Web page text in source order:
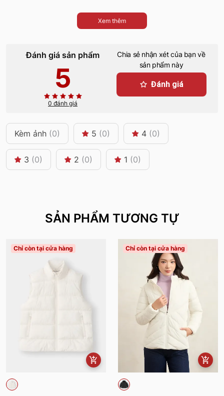
Xem thêm
Đánh giá sản phẩm
5
0 đánh giá
Chia sẻ nhận xét của bạn về
sản phẩm này
Đánh giá
Kèm ảnh (0) 5 (0) 4 (0)
3 (0) 2 (0) 1 (0)
SẢN PHẨM TƯƠNG TỰ
Chỉ còn tại cửa hàng Chỉ còn tại cửa hàng